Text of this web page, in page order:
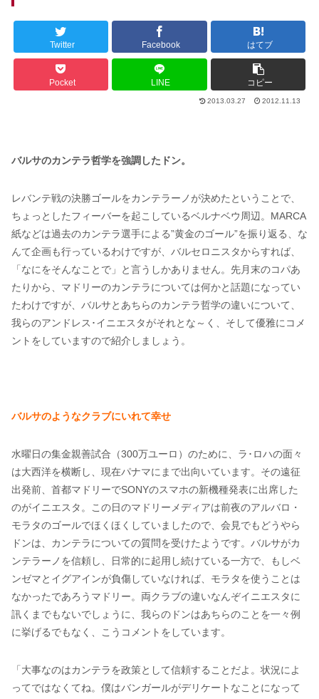
Twitter Facebook はてブ
Pocket LINE コピー
2013.03.27 2012.11.13
バルサのカンテラ哲学を強調したドン。
レバンテ戦の決勝ゴールをカンテラーノが決めたということで、
ちょっとしたフィーバーを起こしているベルナベウ周辺。MARCA
紙などは過去のカンテラ選手による”黄金のゴール”を振り返る、な
んて企画も行っているわけですが、バルセロニスタからすれば、
「なにをそんなことで」と言うしかありません。先月末のコパあ
たりから、マドリーのカンテラについては何かと話題になってい
たわけですが、バルサとあちらのカンテラ哲学の違いについて、
我らのアンドレス･イニエスタがそれとな～く、そして優雅にコメ
ントをしていますので紹介しましょう。
バルサのようなクラブにいれて幸せ
水曜日の集金親善試合（300万ユーロ）のために、ラ･ロハの面々
は大西洋を横断し、現在パナマにまで出向いています。その遠征
出発前、首都マドリーでSONYのスマホの新機種発表に出席した
のがイニエスタ。この日のマドリーメディアは前夜のアルバロ・
モラタのゴールでほくほくしていましたので、会見でもどうやら
ドンは、カンテラについての質問を受けたようです。バルサがカ
ンテラーノを信頼し、日常的に起用し続けている一方で、もしベ
ンゼマとイグアインが負傷していなければ、モラタを使うことは
なかったであろうマドリー。両クラブの違いなんぞイニエスタに
訊くまでもないでしょうに、我らのドンはあちらのことを一々例
に挙げるでもなく、こうコメントをしています。
「大事なのはカンテラを政策として信頼することだよ。状況によ
ってではなくてね。僕はバンガールがデリケートなことになって